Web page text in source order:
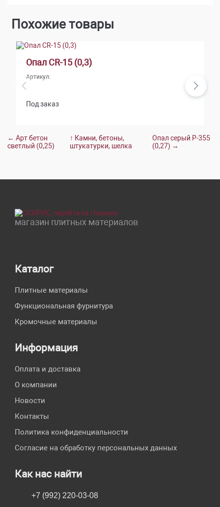
Похожие товары
Опал CR-15 (0,3)
Артикул:
Под заказ
← Арт бетон
светлый (0,25)
↑ Камни, бетоны,
штукатурки, шелка
Опал серый Р-355
(0,27) →
магазин плитных материалов
Каталог
Плитные материалы
Функциональная фурнитура
Кромочные материалы
Информация
Оплата и доставка
О компании
Новости
Контакты
Политика конфиденциальности
Согласие на обработку персональных данных
Как нас найти
+7 (992) 220-03-08